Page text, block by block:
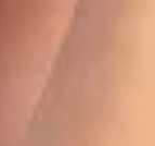
was ich für die Liebe tat
iOS vs. Android